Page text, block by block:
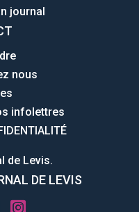
journal
nous
infolettres
de Levis.
DE LEVIS